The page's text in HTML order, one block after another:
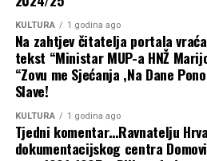
Ako želite znati gdje će
biti radarske kontrole u
POLITIČKI ZAPLET U
datum kada su Šuičani zaustavili
kolektivnom sjećanju njegovo
kolovoza.
Takvima, koji su vam obećali da
zlatnim slovima upisana u
što su upisali svoja imena u
nekretnina i trgovačkih društava,
KULTURA 1 godina ago
Na zahtjev čitatelja portala
tekst “Ministar MUP-a HNŽ
“Zovu me Sjećanja ,Na Dane
Slave!
KULTURA 1 godina ago
Tjedni komentar…Ravnatelju
dokumentacijskog centra